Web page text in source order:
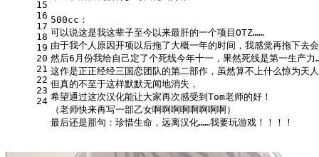
15
16
17
18
19
20
21
22
23
24
500cc：
可以说这是我这辈子至今以来最肝的一个项目OTZ……
由于我个人原因开项以后拖了大概一年的时间，我感觉再拖下去
然后6月份我给自己定了个死线今年十一，果然死线是第一生产力
这作是正正经经三国恋团队的第二部作，虽然算不上什么惊为天
但真的不至于这样默默无闻地消失，
希望通过这次汉化能让大家再次感受到Tom老师的好！
（老师快来再写一部乙女啊啊啊啊啊啊啊啊）
最后还是那句：珍惜生命，远离汉化……我要玩游戏！！！！